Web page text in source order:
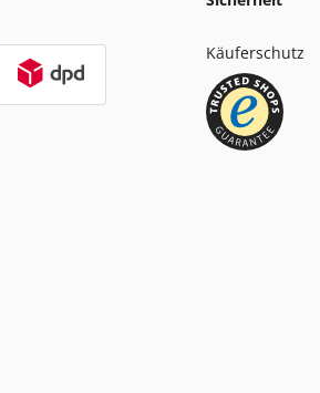
Käuferschutz